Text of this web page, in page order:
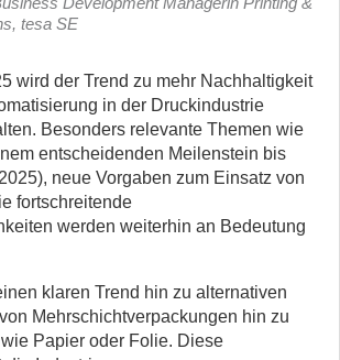
tesa SE
wird der Trend zu mehr Nachhaltigkeit
in der Druckindustrie
Besonders relevante Themen wie
entscheidenden Meilenstein bis
neue Vorgaben zum Einsatz von
fortschreitende
werden weiterhin an Bedeutung
klaren Trend hin zu alternativen
Mehrschichtverpackungen hin zu
Papier oder Folie. Diese